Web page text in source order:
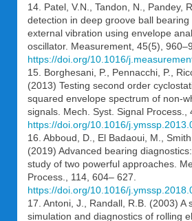
14. Patel, V.N., Tandon, N., Pandey,
detection in deep groove ball
external vibration using envelope
oscillator. Measurement, 45(5),
https://doi.org/10.1016/
15. Borghesani, P., Pennacchi, P.,
(2013) Testing second order
squared envelope spectrum of non-
signals. Mech. Syst. Signal Process.,
https://doi.org/10.1016/
16. Abboud, D., El Badaoui, M.,
(2019) Advanced bearing
study of two powerful approaches.
Process., 114, 604– 627.
https://doi.org/10.1016/
17. Antoni, J., Randall, R.B. (2003) A
simulation and diagnostics of rolling